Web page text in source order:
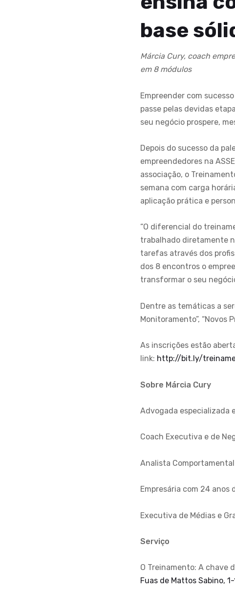
base
Márcia Cury, coach
em 8 módulos
Empreender com
passe pelas devidas
seu negócio prospere,
Depois do sucesso da
empreendedores na
associação, o
semana com carga
aplicação prática e
“O diferencial do
trabalhado diretamente
tarefas através dos
dos 8 encontros o
transformar o seu
Dentre as temáticas a
Monitoramento”, “Novos
As inscrições estão
link: http://bit.ly/
Sobre Márcia Cury
Advogada especializada
Coach Executiva e de
Analista Comportamental
Empresária com 24 anos
Executiva de Médias e
Serviço
O Treinamento: A chave
Fuas de Mattos Sabino, 1-